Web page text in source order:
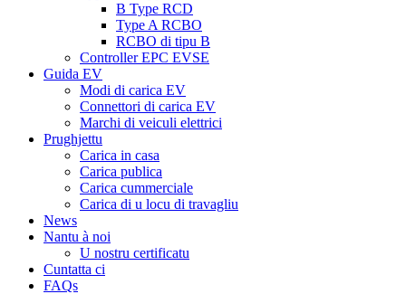
B Type RCD
Type A RCBO
RCBO di tipu B
Controller EPC EVSE
Guida EV
Modi di carica EV
Connettori di carica EV
Marchi di veiculi elettrici
Prughjettu
Carica in casa
Carica publica
Carica cummerciale
Carica di u locu di travagliu
News
Nantu à noi
U nostru certificatu
Cuntatta ci
FAQs